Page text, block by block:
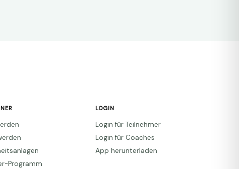
Programm
LOGIN
Login für Teilnehmer
Login für Coaches
App herunterladen